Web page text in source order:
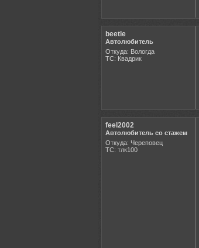
beetle
Автолюбитель
Откуда: Вологда
ТС: Квадрик
feel2002
Автолюбитель со стажем
Откуда: Череповец
ТС: тлк100